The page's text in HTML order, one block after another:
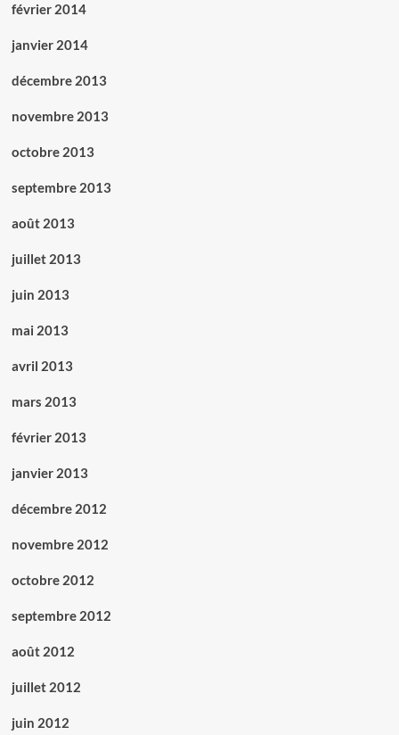
février 2014
janvier 2014
décembre 2013
novembre 2013
octobre 2013
septembre 2013
août 2013
juillet 2013
juin 2013
mai 2013
avril 2013
mars 2013
février 2013
janvier 2013
décembre 2012
novembre 2012
octobre 2012
septembre 2012
août 2012
juillet 2012
juin 2012